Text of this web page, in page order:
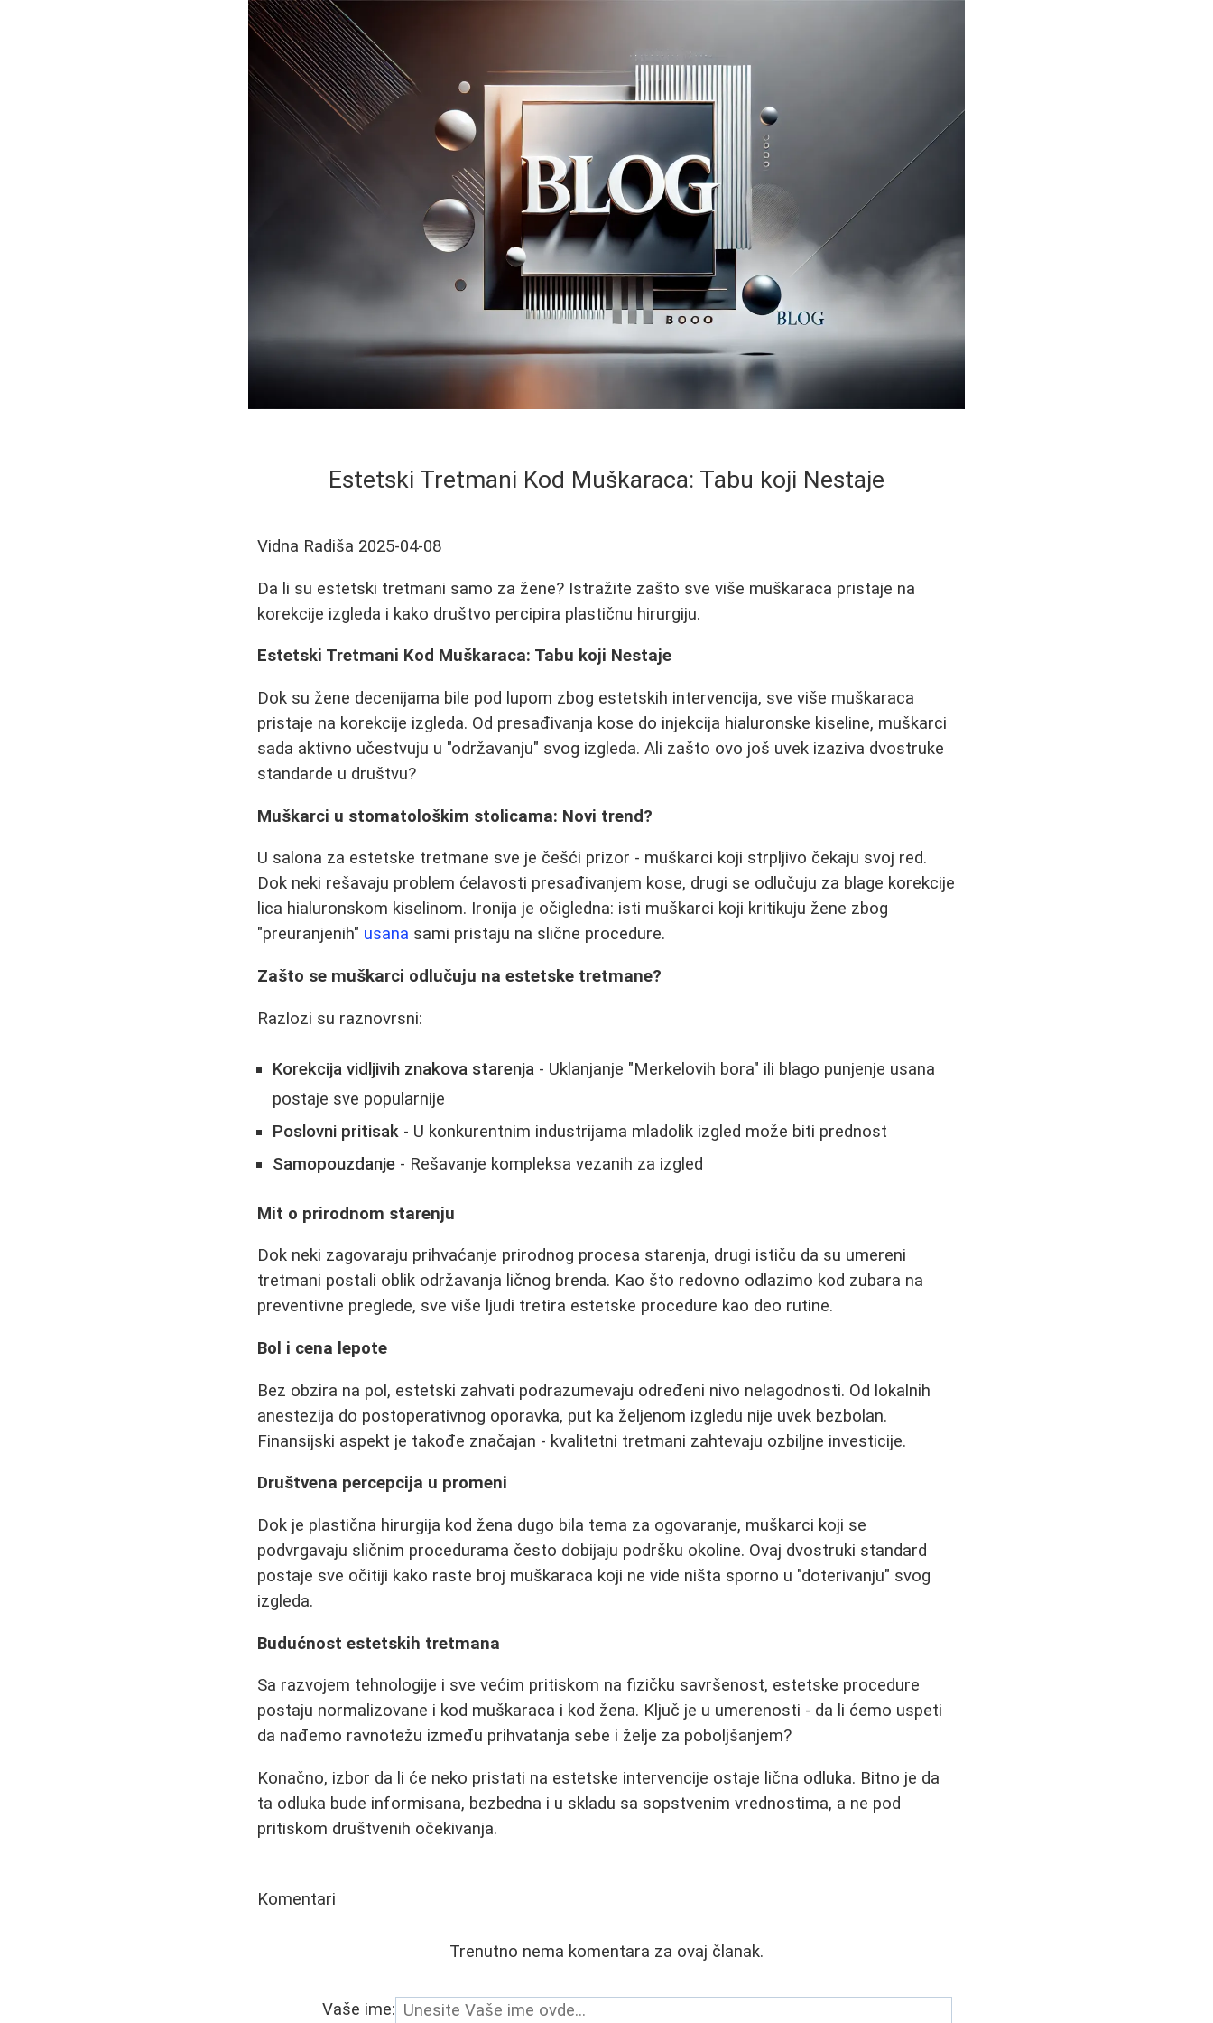
Estetski Tretmani Kod Muškaraca: Tabu koji Nestaje
Vidna Radiša 2025-04-08
Da li su estetski tretmani samo za žene? Istražite zašto sve više muškaraca pristaje na
korekcije izgleda i kako društvo percipira plastičnu hirurgiju.
Estetski Tretmani Kod Muškaraca: Tabu koji Nestaje
Dok su žene decenijama bile pod lupom zbog estetskih intervencija, sve više muškaraca
pristaje na korekcije izgleda. Od presađivanja kose do injekcija hialuronske kiseline, muškarci
sada aktivno učestvuju u "održavanju" svog izgleda. Ali zašto ovo još uvek izaziva dvostruke
standarde u društvu?
Muškarci u stomatološkim stolicama: Novi trend?
U salona za estetske tretmane sve je češći prizor - muškarci koji strpljivo čekaju svoj red.
Dok neki rešavaju problem ćelavosti presađivanjem kose, drugi se odlučuju za blage korekcije
lica hialuronskom kiselinom. Ironija je očigledna: isti muškarci koji kritikuju žene zbog
"preuranjenih" usana sami pristaju na slične procedure.
Zašto se muškarci odlučuju na estetske tretmane?
Razlozi su raznovrsni:
Korekcija vidljivih znakova starenja - Uklanjanje "Merkelovih bora" ili blago punjenje usana
postaje sve popularnije
Poslovni pritisak - U konkurentnim industrijama mladolik izgled može biti prednost
Samopouzdanje - Rešavanje kompleksa vezanih za izgled
Mit o prirodnom starenju
Dok neki zagovaraju prihvaćanje prirodnog procesa starenja, drugi ističu da su umereni
tretmani postali oblik održavanja ličnog brenda. Kao što redovno odlazimo kod zubara na
preventivne preglede, sve više ljudi tretira estetske procedure kao deo rutine.
Bol i cena lepote
Bez obzira na pol, estetski zahvati podrazumevaju određeni nivo nelagodnosti. Od lokalnih
anestezija do postoperativnog oporavka, put ka željenom izgledu nije uvek bezbolan.
Finansijski aspekt je takođe značajan - kvalitetni tretmani zahtevaju ozbiljne investicije.
Društvena percepcija u promeni
Dok je plastična hirurgija kod žena dugo bila tema za ogovaranje, muškarci koji se
podvrgavaju sličnim procedurama često dobijaju podršku okoline. Ovaj dvostruki standard
postaje sve očitiji kako raste broj muškaraca koji ne vide ništa sporno u "doterivanju" svog
izgleda.
Budućnost estetskih tretmana
Sa razvojem tehnologije i sve većim pritiskom na fizičku savršenost, estetske procedure
postaju normalizovane i kod muškaraca i kod žena. Ključ je u umerenosti - da li ćemo uspeti
da nađemo ravnotežu između prihvatanja sebe i želje za poboljšanjem?
Konačno, izbor da li će neko pristati na estetske intervencije ostaje lična odluka. Bitno je da
ta odluka bude informisana, bezbedna i u skladu sa sopstvenim vrednostima, a ne pod
pritiskom društvenih očekivanja.
Komentari
Trenutno nema komentara za ovaj članak.
Vaše ime: